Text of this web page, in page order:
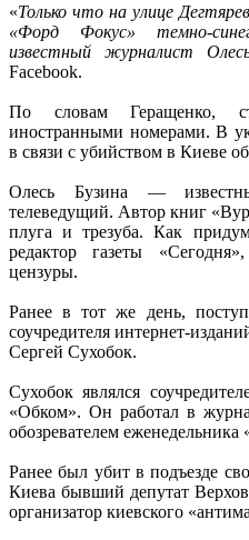
«Только что на улице
«Форд Фокус» темно-
известный журналист
Facebook.
По словам Геращенко,
иностранными номерами. В
в связи с убийством в Киеве
Олесь Бузина —
телеведущий. Автор книг
плуга и трезуба. Как
редактор газеты
цензуры.
Ранее в тот же день,
соучредителя интернет-
Сергей Сухобок.
Сухобок являлся
«Обком». Он работал в
обозревателем
Ранее был убит в подъезде
Киева бывший депутат
организатор киевского